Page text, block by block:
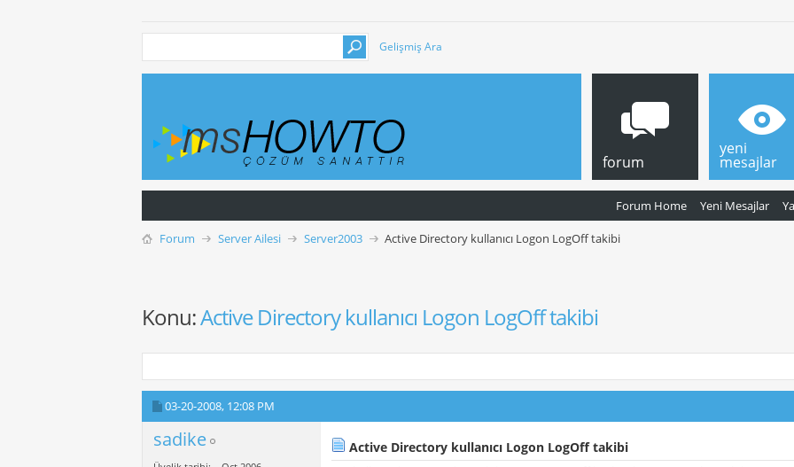
Gelişmiş Ara
forum
Forum Home Yeni Mesajlar
yeni
mesajlar
Forum Server Ailesi Server2003 Active Directory kullanıcı Logon LogOff takibi
Konu:Active Directory kullanıcı Logon LogOff takibi
03-20-2008, 12:08 PM
sadike Active Directory kullanıcı Logon LogOff takibi